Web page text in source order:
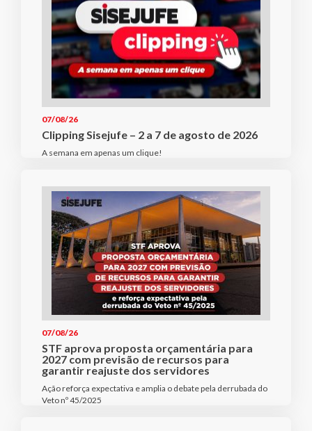
07/08/26
Clipping Sisejufe – 2 a 7 de agosto de 2026
A semana em apenas um clique!
07/08/26
STF aprova proposta orçamentária para
2027 com previsão de recursos para
garantir reajuste dos servidores
Ação reforça expectativa e amplia o debate pela derrubada do
Veto nº 45/2025